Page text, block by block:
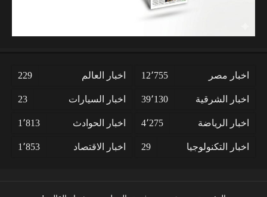
اخبار مصر 12٬755 اخبار العالم 229
اخبار الشرقية 39٬130 اخبار السيارات 23
اخبار الرياضة 4٬275 اخبار الحوادث 1٬813
اخبار التكنولوجيا 29 اخبار الاقتصاد 1٬853